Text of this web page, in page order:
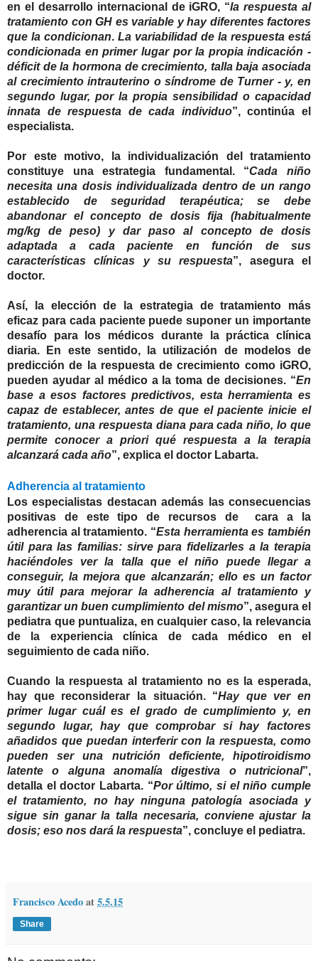
en el desarrollo internacional de iGRO, “la respuesta al
tratamiento con GH es variable y hay diferentes factores
que la condicionan. La variabilidad de la respuesta está
condicionada en primer lugar por la propia indicación -
déficit de la hormona de crecimiento, talla baja asociada
al crecimiento intrauterino o síndrome de Turner - y, en
segundo lugar, por la propia sensibilidad o capacidad
innata de respuesta de cada individuo”, continúa el
especialista.
Por este motivo, la individualización del tratamiento
constituye una estrategia fundamental. “Cada niño
necesita una dosis individualizada dentro de un rango
establecido de seguridad terapéutica; se debe
abandonar el concepto de dosis fija (habitualmente
mg/kg de peso) y dar paso al concepto de dosis
adaptada a cada paciente en función de sus
características clínicas y su respuesta”, asegura el
doctor.
Así, la elección de la estrategia de tratamiento más
eficaz para cada paciente puede suponer un importante
desafío para los médicos durante la práctica clínica
diaria. En este sentido, la utilización de modelos de
predicción de la respuesta de crecimiento como iGRO,
pueden ayudar al médico a la toma de decisiones. “En
base a esos factores predictivos, esta herramienta es
capaz de establecer, antes de que el paciente inicie el
tratamiento, una respuesta diana para cada niño, lo que
permite conocer a priori qué respuesta a la terapia
alcanzará cada año”, explica el doctor Labarta.
Adherencia al tratamiento
Los especialistas destacan además las consecuencias
positivas de este tipo de recursos de cara a la
adherencia al tratamiento. “Esta herramienta es también
útil para las familias: sirve para fidelizarles a la terapia
haciéndoles ver la talla que el niño puede llegar a
conseguir, la mejora que alcanzarán; ello es un factor
muy útil para mejorar la adherencia al tratamiento y
garantizar un buen cumplimiento del mismo”, asegura el
pediatra que puntualiza, en cualquier caso, la relevancia
de la experiencia clínica de cada médico en el
seguimiento de cada niño.
Cuando la respuesta al tratamiento no es la esperada,
hay que reconsiderar la situación. “Hay que ver en
primer lugar cuál es el grado de cumplimiento y, en
segundo lugar, hay que comprobar si hay factores
añadidos que puedan interferir con la respuesta, como
pueden ser una nutrición deficiente, hipotiroidismo
latente o alguna anomalía digestiva o nutricional”,
detalla el doctor Labarta. “Por último, si el niño cumple
el tratamiento, no hay ninguna patología asociada y
sigue sin ganar la talla necesaria, conviene ajustar la
dosis; eso nos dará la respuesta”, concluye el pediatra.
Francisco Acedoat5.5.15
Share